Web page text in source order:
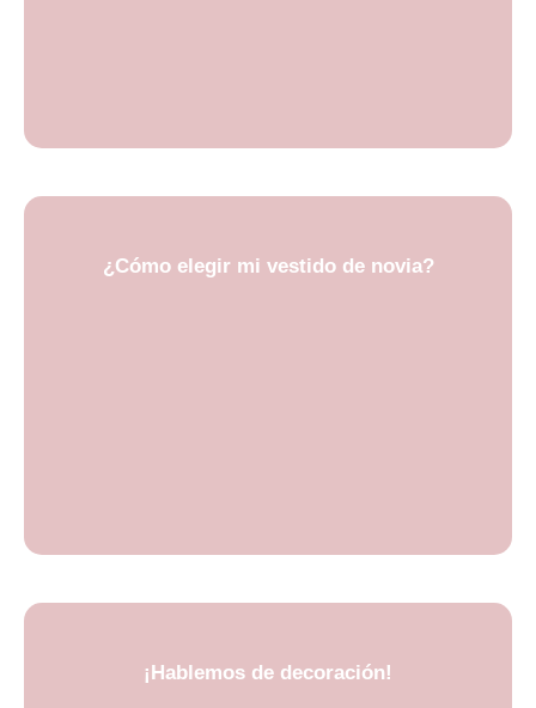
¿Cómo elegir mi vestido de novia?
¡Hablemos de decoración!